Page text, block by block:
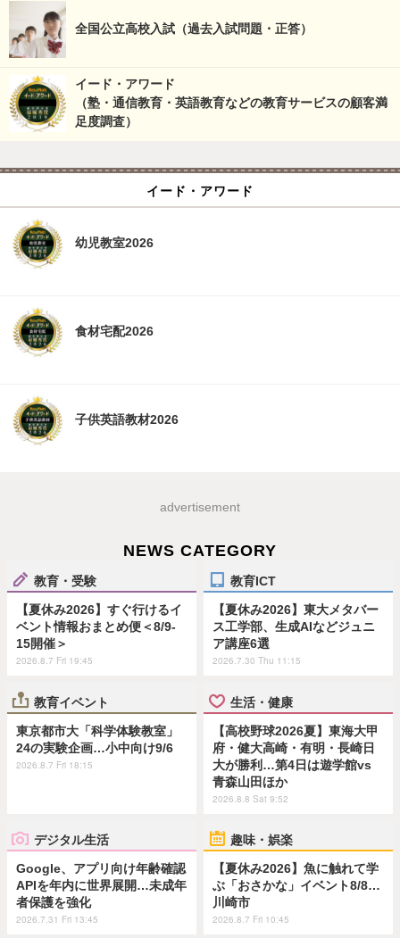
全国公立高校入試（過去入試問題・正答）
イード・アワード
（塾・通信教育・英語教育などの教育サービスの顧客満
足度調査）
イード・アワード
幼児教室2026
食材宅配2026
子供英語教材2026
advertisement
NEWS CATEGORY
教育・受験
【夏休み2026】すぐ行けるイ
ベント情報おまとめ便＜8/9-
15開催＞
2026.8.7 Fri 19:45
教育ICT
【夏休み2026】東大メタバー
ス工学部、生成AIなどジュニ
ア講座6選
2026.7.30 Thu 11:15
教育イベント
東京都市大「科学体験教室」
24の実験企画…小中向け9/6
2026.8.7 Fri 18:15
生活・健康
【高校野球2026夏】東海大甲
府・健大高崎・有明・長崎日
大が勝利…第4日は遊学館vs
青森山田ほか
2026.8.8 Sat 9:52
デジタル生活
Google、アプリ向け年齢確認
APIを年内に世界展開…未成年
者保護を強化
2026.7.31 Fri 13:45
趣味・娯楽
【夏休み2026】魚に触れて学
ぶ「おさかな」イベント8/8…
川崎市
2026.8.7 Fri 10:45